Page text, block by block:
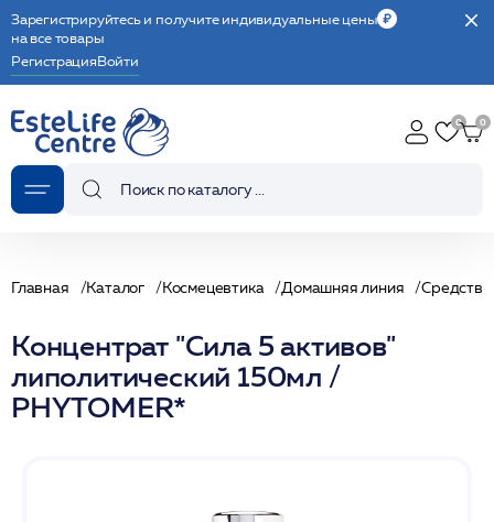
Зарегистрируйтесь и получите индивидуальные цены
на все товары
РегистрацияВойти
Главная Каталог Космецевтика Домашняя линия Средства
Концентрат "Сила 5 активов"
липолитический 150мл /
PHYTOMER*